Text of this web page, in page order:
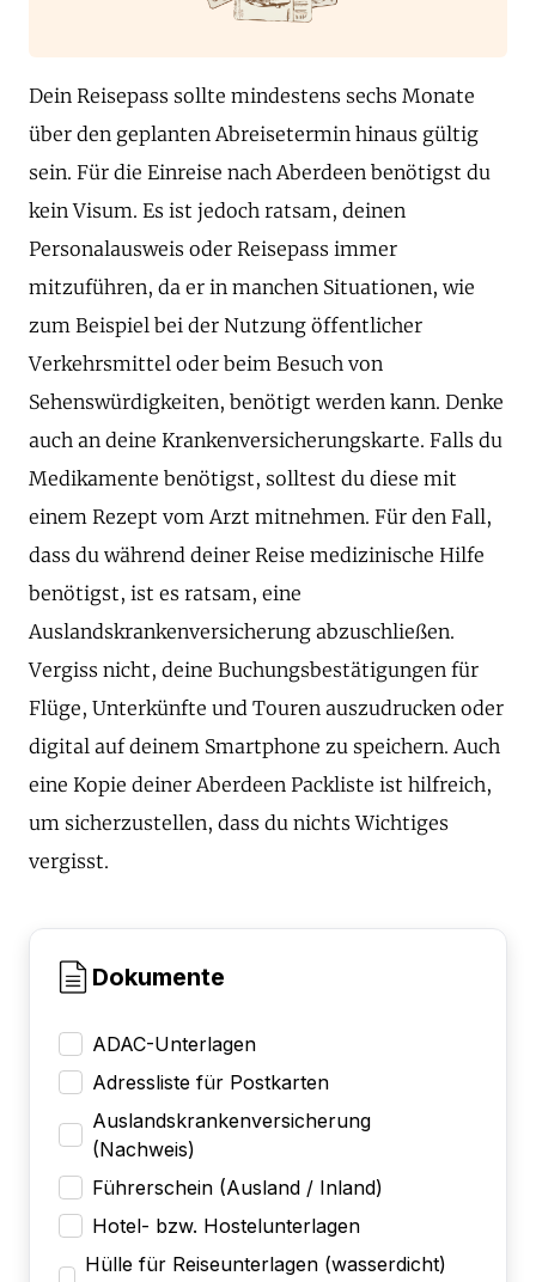
Dein Reisepass sollte mindestens sechs Monate
über den geplanten Abreisetermin hinaus gültig
sein. Für die Einreise nach Aberdeen benötigst du
kein Visum. Es ist jedoch ratsam, deinen
Personalausweis oder Reisepass immer
mitzuführen, da er in manchen Situationen, wie
zum Beispiel bei der Nutzung öffentlicher
Verkehrsmittel oder beim Besuch von
Sehenswürdigkeiten, benötigt werden kann. Denke
auch an deine Krankenversicherungskarte. Falls du
Medikamente benötigst, solltest du diese mit
einem Rezept vom Arzt mitnehmen. Für den Fall,
dass du während deiner Reise medizinische Hilfe
benötigst, ist es ratsam, eine
Auslandskrankenversicherung abzuschließen.
Vergiss nicht, deine Buchungsbestätigungen für
Flüge, Unterkünfte und Touren auszudrucken oder
digital auf deinem Smartphone zu speichern. Auch
eine Kopie deiner Aberdeen Packliste ist hilfreich,
um sicherzustellen, dass du nichts Wichtiges
vergisst.
Dokumente
ADAC-Unterlagen
Adressliste für Postkarten
Auslandskrankenversicherung
(Nachweis)
Führerschein (Ausland / Inland)
Hotel- bzw. Hostelunterlagen
Hülle für Reiseunterlagen (wasserdicht)